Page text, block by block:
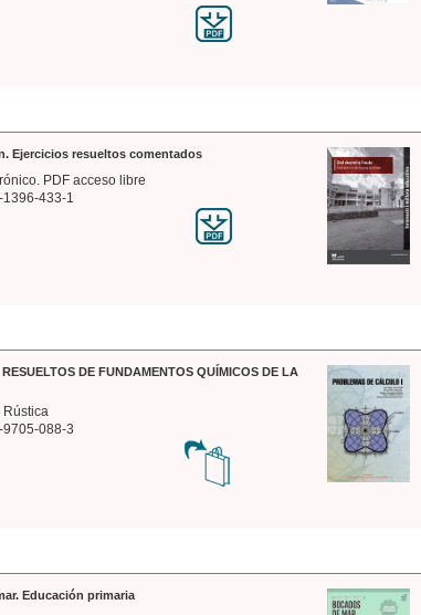
Ejercicios resueltos comentados
PDF acceso libre
1396-433-1
DE FUNDAMENTOS QUÍMICOS DE LA
Rústica
9705-088-3
Educación primaria